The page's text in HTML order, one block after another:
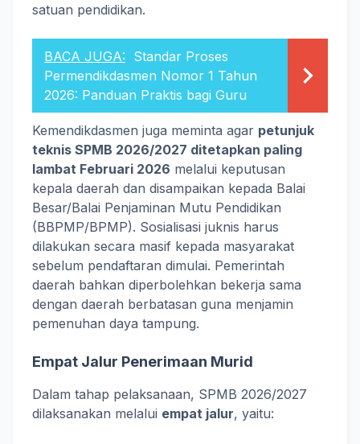
satuan pendidikan.
BACA JUGA: Standar Proses
Permendikdasmen Nomor 1 Tahun
2026: Panduan Praktis bagi Guru
Kemendikdasmen juga meminta agar petunjuk
teknis SPMB 2026/2027 ditetapkan paling
lambat Februari 2026 melalui keputusan
kepala daerah dan disampaikan kepada Balai
Besar/Balai Penjaminan Mutu Pendidikan
(BBPMP/BPMP). Sosialisasi juknis harus
dilakukan secara masif kepada masyarakat
sebelum pendaftaran dimulai. Pemerintah
daerah bahkan diperbolehkan bekerja sama
dengan daerah berbatasan guna menjamin
pemenuhan daya tampung.
Empat Jalur Penerimaan Murid
Dalam tahap pelaksanaan, SPMB 2026/2027
dilaksanakan melalui empat jalur, yaitu: